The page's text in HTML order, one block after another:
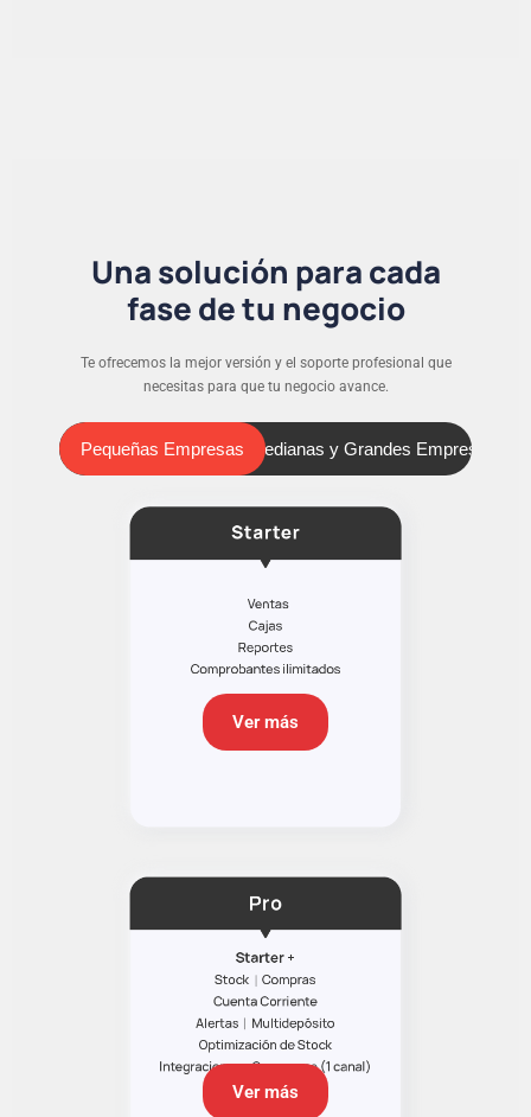
Una solución para cada
fase de tu negocio
Te ofrecemos la mejor versión y el soporte profesional que
necesitas para que tu negocio avance.
Pequeñas Empresas
Pequeñas Empresas Medianas y Grandes Empresas
Ver más
Ver más